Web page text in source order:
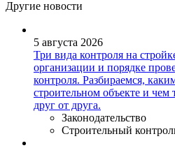
Другие новости
5 августа 2026
Три вида контроля на
организации и порядке
контроля. Разбираемся,
строительном объекте и чем
друг от друга.
Законодательство
Строительный